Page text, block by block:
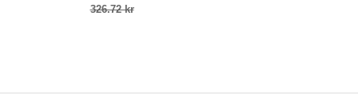
326.72 kr